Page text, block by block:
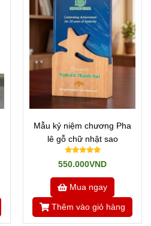
Mẫu kỷ niệm chương Pha
lê gỗ chữ nhật sao
550.000VND
Mua ngay
Thêm vào giỏ hàng